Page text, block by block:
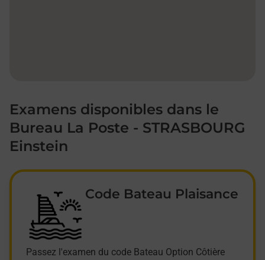
Examens disponibles dans le
Bureau La Poste - STRASBOURG
Einstein
Code Bateau Plaisance
Passez l'examen du code Bateau Option Côtière